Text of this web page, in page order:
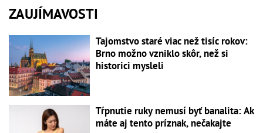
ZAUJÍMAVOSTI
Tajomstvo staré viac než tisíc rokov:
Brno možno vzniklo skôr, než si
historici mysleli
Tŕpnutie ruky nemusí byť banalita: Ak
máte aj tento príznak, nečakajte